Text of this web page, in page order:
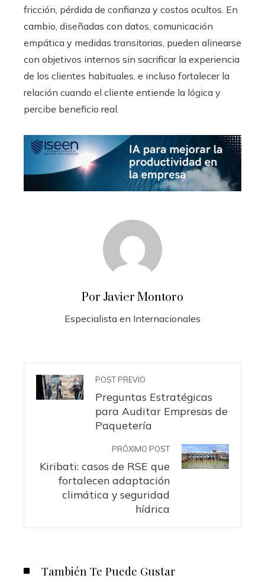
fricción, pérdida de confianza y costos ocultos. En
cambio, diseñadas con datos, comunicación
empática y medidas transitorias, pueden alinearse
con objetivos internos sin sacrificar la experiencia
de los clientes habituales, e incluso fortalecer la
relación cuando el cliente entiende la lógica y
percibe beneficio real.
Por Javier Montoro
Especialista en Internacionales
POST PREVIO
Preguntas Estratégicas
para Auditar Empresas de
Paquetería
PRÓXIMO POST
Kiribati: casos de RSE que
fortalecen adaptación
climática y seguridad
hídrica
También Te Puede Gustar